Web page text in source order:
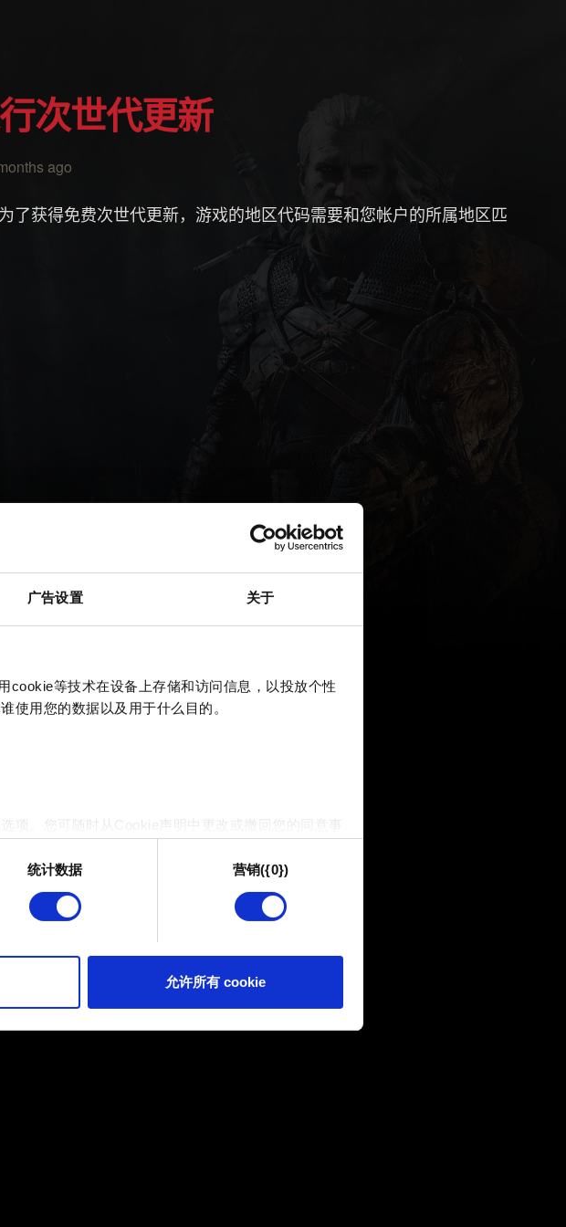
广告设置 关于
cookie等技术在设备上存储和访问信息，以投放个性
使用您的数据以及用于什么目的。
项。您可随时从Cookie声明中更改或撤回您的同意事
的，可以为我们提供技术和内容相关的反馈，以便
可能会感兴趣的东西，我们偶尔也可能与我们的合作
并调整您对 Cookie 的偏好。一旦您了解了其中的
统计数据 营销({0})
允许所有 cookie
行次世代更新
ago
了获得免费次世代更新，游戏的地区代码需要和您帐户的所属地区匹